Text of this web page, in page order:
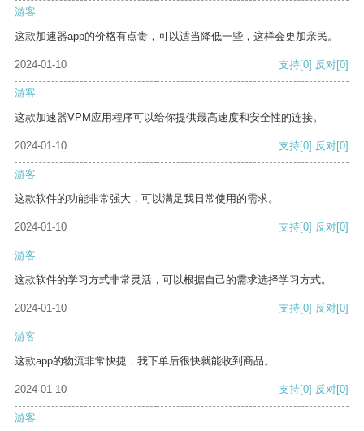
游客
这款加速器app的价格有点贵，可以适当降低一些，这样会更加亲民。
2024-01-10 支持[0] 反对[0]
游客
这款加速器VPM应用程序可以给你提供最高速度和安全性的连接。
2024-01-10 支持[0] 反对[0]
游客
这款软件的功能非常强大，可以满足我日常使用的需求。
2024-01-10 支持[0] 反对[0]
游客
这款软件的学习方式非常灵活，可以根据自己的需求选择学习方式。
2024-01-10 支持[0] 反对[0]
游客
这款app的物流非常快捷，我下单后很快就能收到商品。
2024-01-10 支持[0] 反对[0]
游客